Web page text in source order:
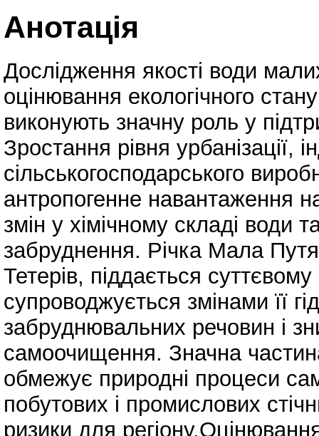
Анотація
Дослідження якості води
оцінювання екологічного
виконують значну роль у
Зростання рівня урбанізації,
сільськогосподарського
антропогенне навантаження
змін у хімічному складі води
забруднення. Річка Мала
Тетерів, піддається
супроводжується змінами її
забруднювальних речовин і
самоочищення. Значна
обмежує природні процеси
побутових і промислових
ризики для